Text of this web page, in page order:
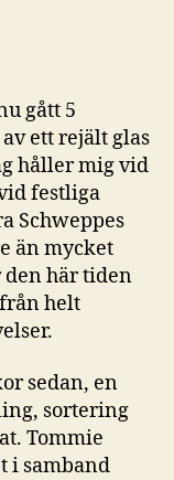
gått 5
ett rejält glas
håller mig vid
festliga
Schweppes
än mycket
här tiden
helt
sedan, en
sortering
Tommie
i samband